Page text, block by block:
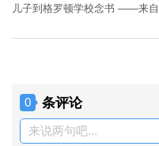
儿子到格罗顿学校念书 ——来自
0 条评论
来说两句吧...